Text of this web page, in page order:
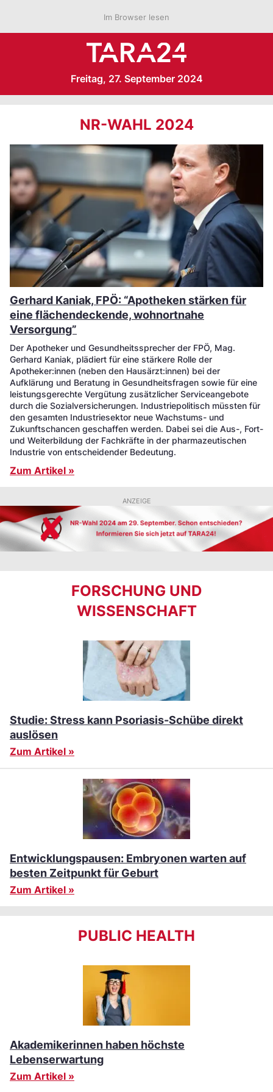
Im Browser lesen
Freitag, 27. September 2024
NR-WAHL 2024
Gerhard Kaniak, FPÖ: “Apotheken stärken für
eine flächendeckende, wohnortnahe
Versorgung”
Der Apotheker und Gesundheitssprecher der FPÖ, Mag.
Gerhard Kaniak, plädiert für eine stärkere Rolle der
Apotheker:innen (neben den Hausärzt:innen) bei der
Aufklärung und Beratung in Gesundheitsfragen sowie für eine
leistungsgerechte Vergütung zusätzlicher Serviceangebote
durch die Sozialversicherungen. Industriepolitisch müssten für
den gesamten Industriesektor neue Wachstums- und
Zukunftschancen geschaffen werden. Dabei sei die Aus-, Fort-
und Weiterbildung der Fachkräfte in der pharmazeutischen
Industrie von entscheidender Bedeutung.
Zum Artikel »
ANZEIGE
FORSCHUNG UND
WISSENSCHAFT
Studie: Stress kann Psoriasis-Schübe direkt
auslösen
Zum Artikel »
Entwicklungspausen: Embryonen warten auf
besten Zeitpunkt für Geburt
Zum Artikel »
PUBLIC HEALTH
Akademikerinnen haben höchste
Lebenserwartung
Zum Artikel »